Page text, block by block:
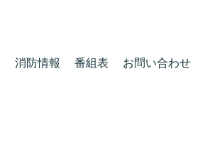
消防情報 番組表 お問い合わせ